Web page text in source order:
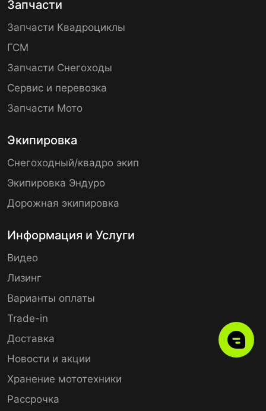
Запчасти
Запчасти Квадроциклы
ГСМ
Запчасти Снегоходы
Сервис и перевозка
Запчасти Мото
Экипировка
Снегоходный/квадро экип
Экипировка Эндуро
Дорожная экипировка
Информация и Услуги
Видео
Лизинг
Варианты оплаты
Trade-in
Доставка
Новости и акции
Хранение мототехники
Рассрочка